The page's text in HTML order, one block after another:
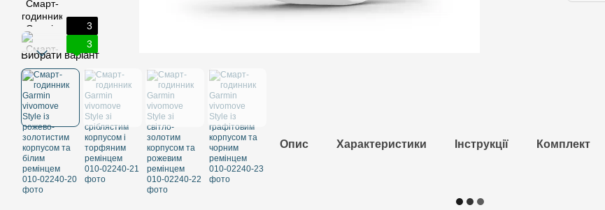
3
3
Вибрати варіант
Опис Характеристики Інструкції Комплект